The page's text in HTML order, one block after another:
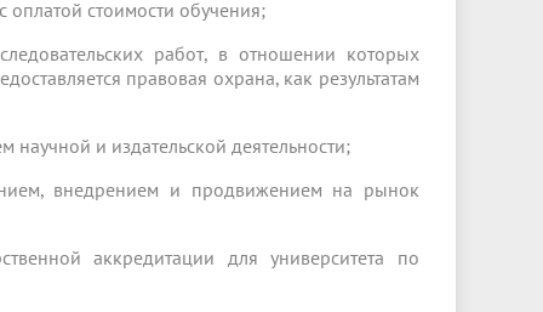
оплатой стоимости обучения;
работ, в отношении которых
правовая охрана, как результатам
научной и издательской деятельности;
внедрением и продвижением на рынок
аккредитации для университета по